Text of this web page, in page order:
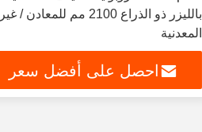
بالليزر ذو الذراع 2100 مم للمعادن / غير
المعدنية
احصل على أفضل سعر